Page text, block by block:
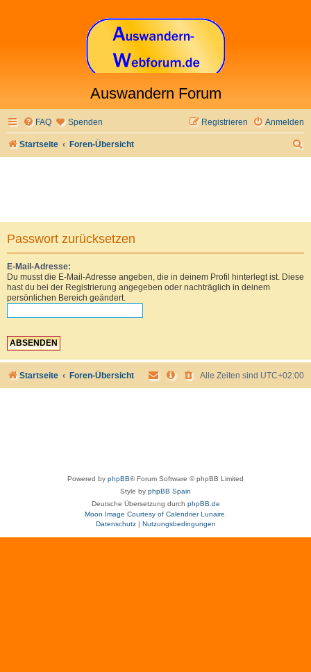
Auswandern Forum
FAQ Spenden Anmelden
Registrieren
Startseite Foren-Übersicht
Passwort zurücksetzen
E-Mail-Adresse:
Du musst die E-Mail-Adresse angeben, die in deinem Profil hinterlegt ist. Diese
hast du bei der Registrierung angegeben oder nachträglich in deinem
persönlichen Bereich geändert.
Startseite Foren-Übersicht Alle Zeiten sind UTC+02:00
Powered by phpBB® Forum Software © phpBB Limited
Style by phpBB Spain
Deutsche Übersetzung durch phpBB.de
Moon Image Courtesy of Calendrier Lunaire.
Datenschutz| Nutzungsbedingungen